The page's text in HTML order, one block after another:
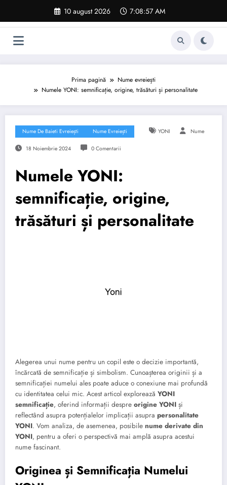
conținut
10 august 2026 7:08:58 AM
Prima pagină
Nume evreiești
Numele YONI: semnificație, origine, trăsături și personalitate
Nume De Baieti Evreiești Nume Evreiești YONI Nume
18 Noiembrie 2024 0 Comentarii
Numele YONI:
semnificație, origine,
trăsături și personalitate
Alegerea unui nume pentru un copil este o decizie importantă,
încărcată de semnificație și simbolism. Cunoașterea originii și a
semnificației numelui ales poate aduce o conexiune mai profundă
cu identitatea celui mic. Acest articol explorează YONI
semnificație, oferind informații despre origine YONI și
reflectând asupra potențialelor implicații asupra personalitate
YONI. Vom analiza, de asemenea, posibile nume derivate din
YONI, pentru a oferi o perspectivă mai amplă asupra acestui
nume fascinant.
Originea și Semnificația Numelui